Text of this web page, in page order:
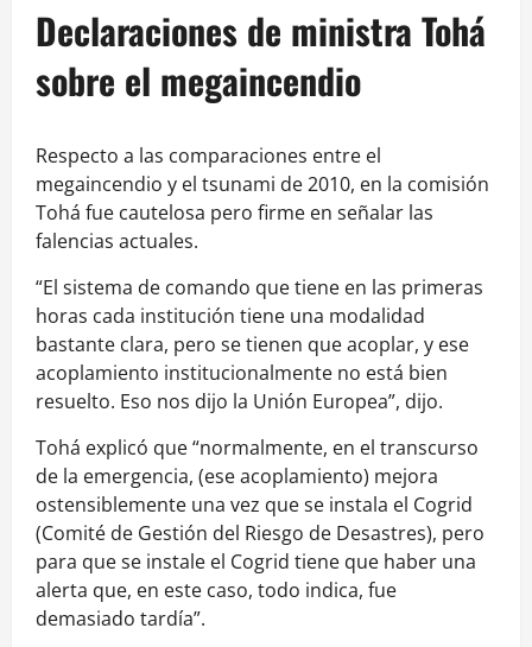
Declaraciones de ministra Tohá
sobre el megaincendio
Respecto a las comparaciones entre el
megaincendio y el tsunami de 2010, en la comisión
Tohá fue cautelosa pero firme en señalar las
falencias actuales.
“El sistema de comando que tiene en las primeras
horas cada institución tiene una modalidad
bastante clara, pero se tienen que acoplar, y ese
acoplamiento institucionalmente no está bien
resuelto. Eso nos dijo la Unión Europea”, dijo.
Tohá explicó que “normalmente, en el transcurso
de la emergencia, (ese acoplamiento) mejora
ostensiblemente una vez que se instala el Cogrid
(Comité de Gestión del Riesgo de Desastres), pero
para que se instale el Cogrid tiene que haber una
alerta que, en este caso, todo indica, fue
demasiado tardía”.